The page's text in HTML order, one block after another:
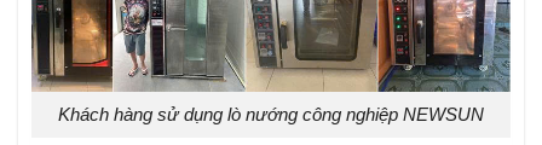
Khách hàng sử dụng lò nướng công nghiệp NEWSUN